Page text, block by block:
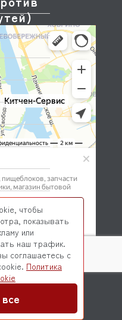
магазин запчастей
кухни
чтобы
показывать
или
наш трафик.
соглашаетесь с
Политика